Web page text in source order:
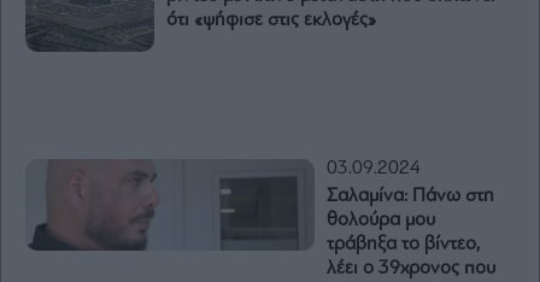
ότι «ψήφισε στις εκλογές»
03.09.2024
Σαλαμίνα: Πάνω στη
θολούρα μου
τράβηξα το βίντεο,
λέει ο 39χρονος που